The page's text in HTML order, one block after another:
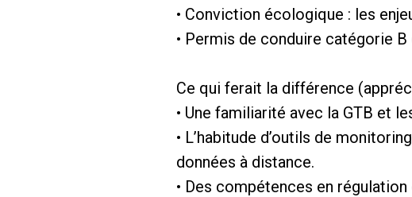
• Conviction écologique : les
• Permis de conduire catégorie
Ce qui ferait la différence
• Une familiarité avec la GTB et
• L’habitude d’outils de
données à distance.
• Des compétences en